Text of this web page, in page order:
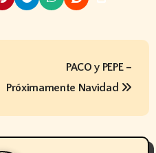
PACO y PEPE –
Próximamente Navidad